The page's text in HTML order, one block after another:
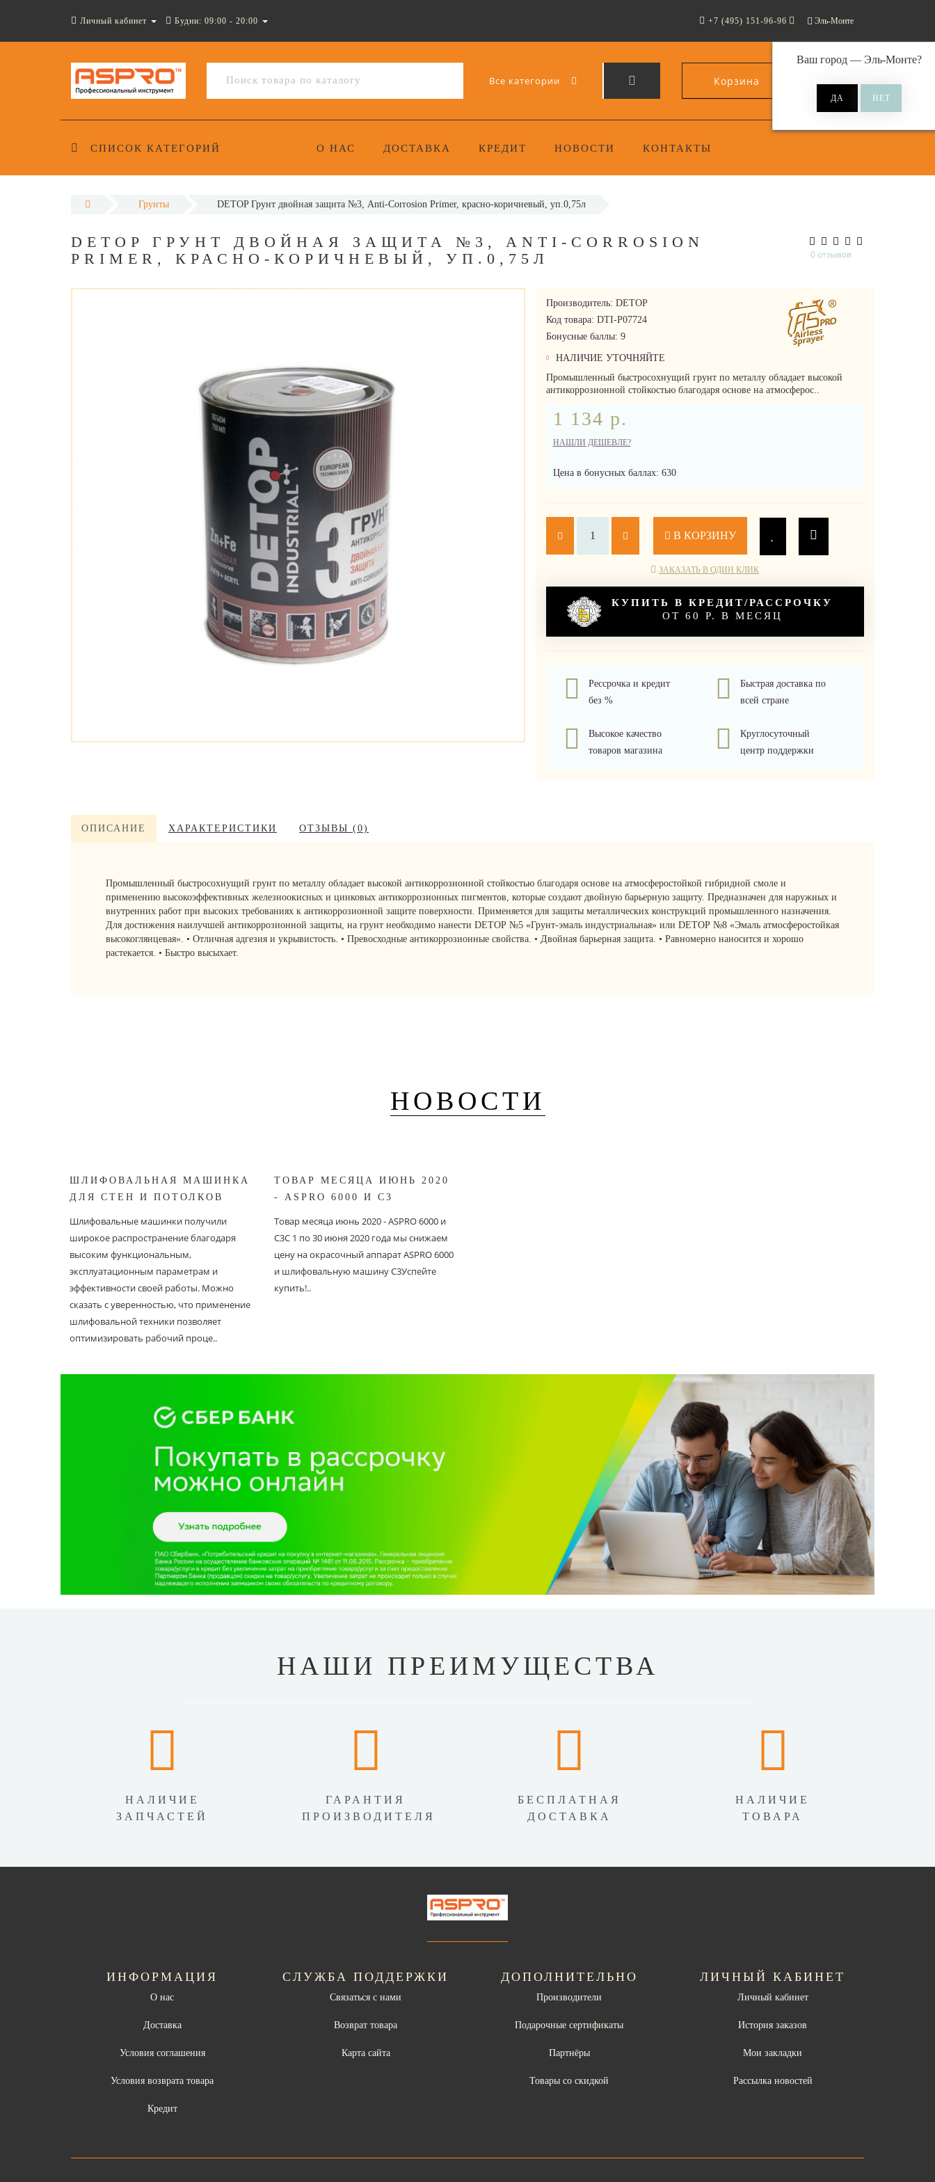
Личный кабинет Будни: 09:00 - 20:00 Эль-Монте
Ваш город — Эль-Монте?
+7 (495) 151-96-96
Все категории Корзина 0
СПИСОК КАТЕГОРИЙ О НАС ДОСТАВКА КРЕДИТ НОВОСТИ КОНТАКТЫ
Грунты DETOP Грунт двойная защита №3, Anti-Corrosion Primer, красно-коричневый, уп.0,75л
DETOP ГРУНТ ДВОЙНАЯ ЗАЩИТА №3, ANTI-CORROSION
PRIMER, КРАСНО-КОРИЧНЕВЫЙ, УП.0,75Л
0 отзывов
Производитель: DETOP
Код товара: DTI-P07724
Бонусные баллы: 9
НАЛИЧИЕ УТОЧНЯЙТЕ
Промышленный быстросохнущий грунт по металлу обладает высокой
антикоррозионной стойкостью благодаря основе на атмосферос..
1 134 р.
НАШЛИ ДЕШЕВЛЕ?
Цена в бонусных баллах: 630
В КОРЗИНУ
ЗАКАЗАТЬ В ОДИН КЛИК
КУПИТЬ В КРЕДИТ/РАССРОЧКУ
ОТ 60 Р. В МЕСЯЦ
Рессрочка и кредит
без %
Быстрая доставка по
всей стране
Высокое качество
товаров магазина
Круглосуточный
центр поддержки
ОПИСАНИЕ ХАРАКТЕРИСТИКИ ОТЗЫВЫ (0)
Промышленный быстросохнущий грунт по металлу обладает высокой антикоррозионной стойкостью благодаря основе на атмосферостойкой гибридной смоле и
применению высокоэффективных железноокисных и цинковых антикоррозионных пигментов, которые создают двойную барьерную защиту. Предназначен для наружных и
внутренних работ при высоких требованиях к антикоррозионной защите поверхности. Применяется для защиты металлических конструкций промышленного назначения.
Для достижения наилучшей антикоррозионной защиты, на грунт необходимо нанести DЕТОР №5 «Грунт-эмаль индустриальная» или DЕТОР №8 «Эмаль атмосферостойкая
высокоглянцевая». • Отличная адгезия и укрывистость. • Превосходные антикоррозионные свойства. • Двойная барьерная защита. • Равномерно наносится и хорошо
растекается. • Быстро высыхает.
НОВОСТИ
ШЛИФОВАЛЬНАЯ МАШИНКА
ДЛЯ СТЕН И ПОТОЛКОВ
Шлифовальные машинки получили
широкое распространение благодаря
высоким функциональным,
эксплуатационным параметрам и
эффективности своей работы. Можно
сказать с уверенностью, что применение
шлифовальной техники позволяет
оптимизировать рабочий проце..
ТОВАР МЕСЯЦА ИЮНЬ 2020
- ASPRO 6000 И С3
Товар месяца июнь 2020 - ASPRO 6000 и
С3С 1 по 30 июня 2020 года мы снижаем
цену на окрасочный аппарат ASPRO 6000
и шлифовальную машину C3Успейте
купить!..
НАШИ ПРЕИМУЩЕСТВА
НАЛИЧИЕ
ЗАПЧАСТЕЙ
ГАРАНТИЯ
ПРОИЗВОДИТЕЛЯ
БЕСПЛАТНАЯ
ДОСТАВКА
НАЛИЧИЕ
ТОВАРА
ИНФОРМАЦИЯ
О нас
Доставка
Условия соглашения
Условия возврата товара
Кредит
СЛУЖБА ПОДДЕРЖКИ
Связаться с нами
Возврат товара
Карта сайта
ДОПОЛНИТЕЛЬНО
Производители
Подарочные сертификаты
Партнёры
Товары со скидкой
ЛИЧНЫЙ КАБИНЕТ
Личный кабинет
История заказов
Мои закладки
Рассылка новостей